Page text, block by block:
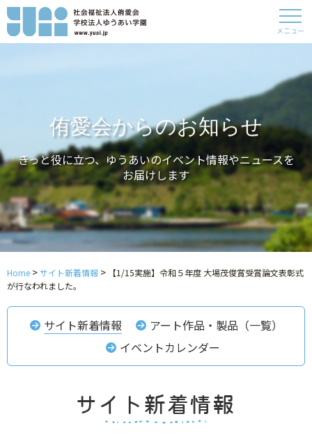
メニュー
侑愛会からのお知らせ
きっと役に立つ、ゆうあいのイベント情報やニュースを
お届けします
Home >サイト新着情報 >
【1/15実施】令和５年度 大場茂俊賞受賞論文表彰式
が行なわれました。
サイト新着情報
アート作品・製品（一覧）
イベントカレンダー